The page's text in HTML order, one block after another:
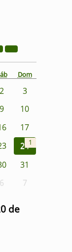
Dom
2
3
9
10
17
241
31
6 7
de